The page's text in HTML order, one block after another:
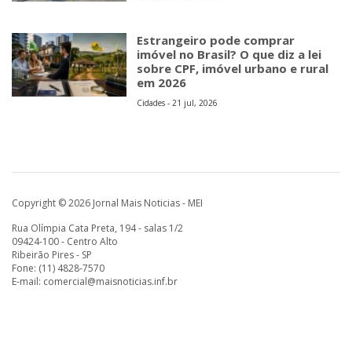
Estrangeiro pode comprar
imóvel no Brasil? O que diz a lei
sobre CPF, imóvel urbano e rural
em 2026
Cidades - 21 jul, 2026
Copyright © 2026 Jornal Mais Noticias - MEI
Rua Olímpia Cata Preta, 194 - salas 1/2
09424-100 - Centro Alto
Ribeirão Pires - SP
Fone: (11) 4828-7570
E-mail: comercial@maisnoticias.inf.br